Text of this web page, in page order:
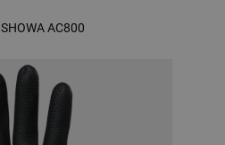
AC800